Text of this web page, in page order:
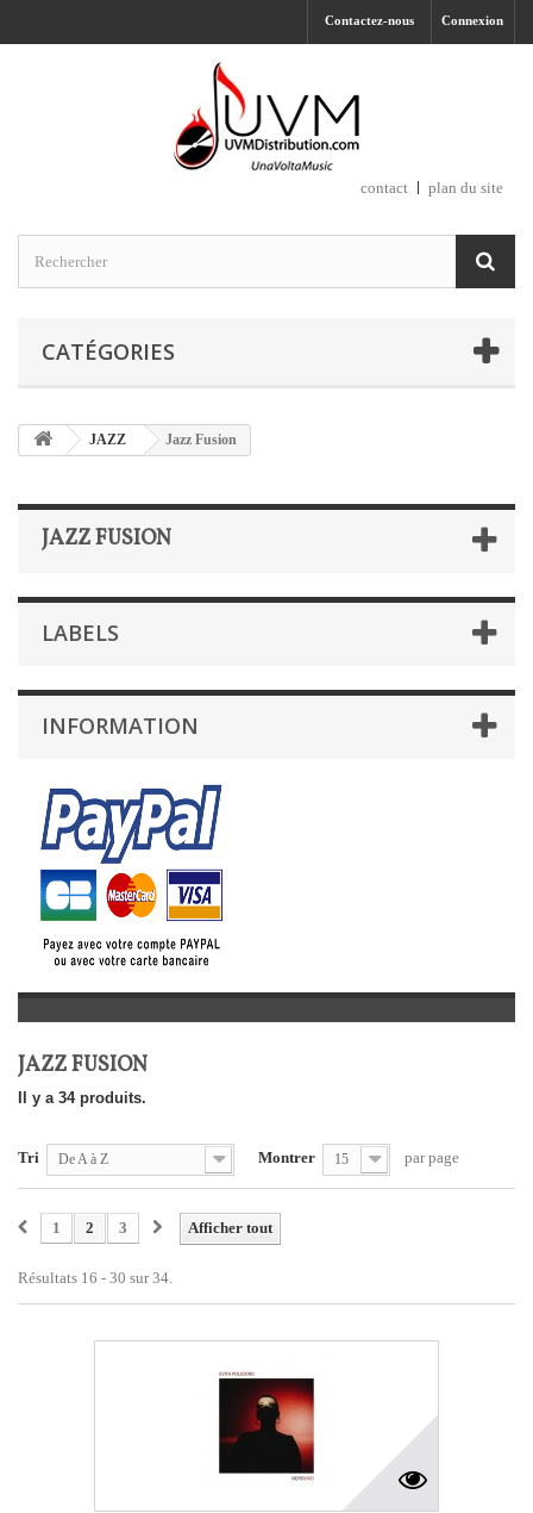
Connexion
Contactez-nous
contact plan du site
CATÉGORIES
JAZZ Jazz Fusion
JAZZ FUSION
LABELS
INFORMATION
JAZZ FUSION
Il y a 34 produits.
Tri De A à Z Montrer 15 par page
Afficher tout
1 2 3
Résultats 16 - 30 sur 34.